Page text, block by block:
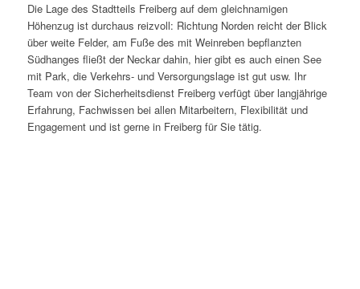
Die Lage des Stadtteils Freiberg auf dem gleichnamigen
Höhenzug ist durchaus reizvoll: Richtung Norden reicht der Blick
über weite Felder, am Fuße des mit Weinreben bepflanzten
Südhanges fließt der Neckar dahin, hier gibt es auch einen See
mit Park, die Verkehrs- und Versorgungslage ist gut usw. Ihr
Team von der Sicherheitsdienst Freiberg verfügt über langjährige
Erfahrung, Fachwissen bei allen Mitarbeitern, Flexibilität und
Engagement und ist gerne in Freiberg für Sie tätig.